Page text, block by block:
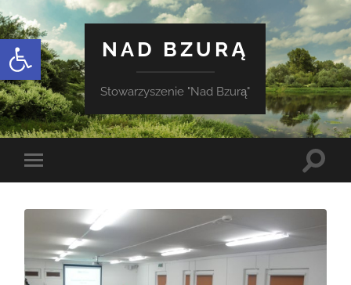
Otwórz pasek narzędzi
NAD BZURĄ
Stowarzyszenie "Nad Bzurą"
Toggle
mobile
Toggle